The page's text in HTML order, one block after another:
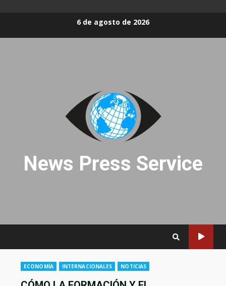
6 de agosto de 2026
News Press Service
ECONOMÍA INTERNACIONALES NOTICIAS